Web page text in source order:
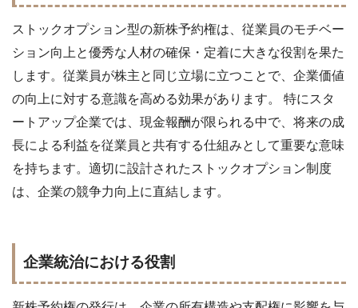
ストックオプション型の新株予約権は、従業員のモチベー
ション向上と優秀な人材の確保・定着に大きな役割を果た
します。従業員が株主と同じ立場に立つことで、企業価値
の向上に対する意識を高める効果があります。 特にスタ
ートアップ企業では、現金報酬が限られる中で、将来の成
長による利益を従業員と共有する仕組みとして重要な意味
を持ちます。適切に設計されたストックオプション制度
は、企業の競争力向上に直結します。
企業統治における役割